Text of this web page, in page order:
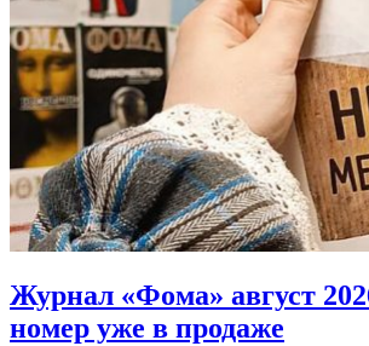
Журнал «Фома» август
номер уже в продаже